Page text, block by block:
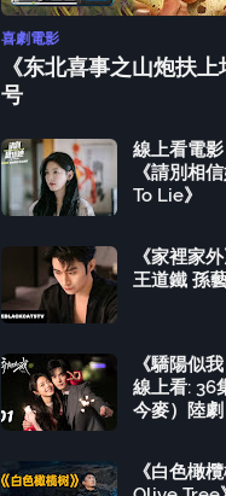
喜劇電影
《东北喜事之山炮扶
号
線上看電
《請別相
To Lie》
《家裡家
王道鐵 孫
《驕陽似
線上看: 36
今麥）陸劇
《白色橄